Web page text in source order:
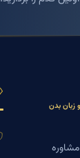
زبان بدن